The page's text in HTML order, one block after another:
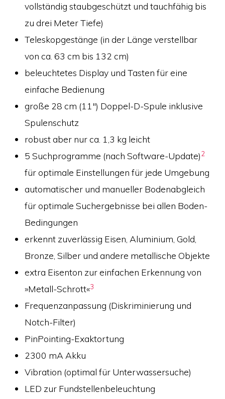
vollständig staubgeschützt und tauchfähig bis
zu drei Meter Tiefe)
Teleskopgestänge (in der Länge verstellbar
von ca. 63 cm bis 132 cm)
beleuchtetes Display und Tasten für eine
einfache Bedienung
große 28 cm (11″) Doppel-D-Spule inklusive
Spulenschutz
robust aber nur ca. 1,3 kg leicht
5 Suchprogramme (nach Software-Update)2
für optimale Einstellungen für jede Umgebung
automatischer und manueller Bodenabgleich
für optimale Suchergebnisse bei allen Boden-
Bedingungen
erkennt zuverlässig Eisen, Aluminium, Gold,
Bronze, Silber und andere metallische Objekte
extra Eisenton zur einfachen Erkennung von
»Metall-Schrott«3
Frequenzanpassung (Diskriminierung und
Notch-Filter)
PinPointing-Exaktortung
2300 mA Akku
Vibration (optimal für Unterwassersuche)
LED zur Fundstellenbeleuchtung